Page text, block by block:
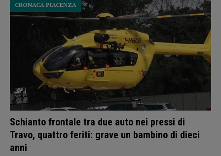
Schianto frontale tra due auto nei pressi di
Travo, quattro feriti: grave un bambino di dieci
anni
CRONACA PIACENZA